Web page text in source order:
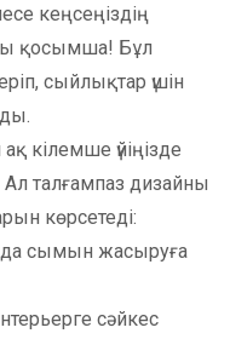
кеңсеңіздің
қосымша! Бұл
сыйлықтар үшін
кілемше үйіңізде
талғампаз дизайны
көрсетеді:
сымын жасыруға
сәйкес